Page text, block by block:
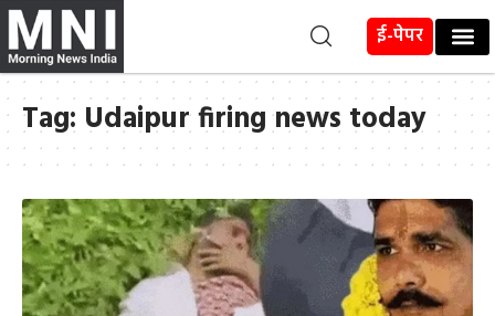
ई-पेपर
Tag: Udaipur firing news today